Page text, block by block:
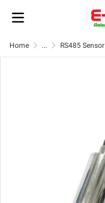
Home ... RS485 Sensor